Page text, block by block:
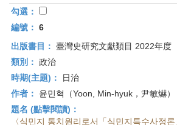
勾選：
編號： 6
出版書目： 臺灣史研究文獻類目 2022年度
類別： 政治
時期(主題)：
日治
作者：
윤민혁（Yoon, Min-hyuk，尹敏爀）
題名 (點擊閱讀)：
〈식민지 통치원리로서「식민지특수사정